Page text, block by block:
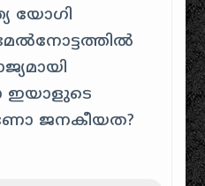
യോഗി
ഇയാളുടെ
ജനകീയത?